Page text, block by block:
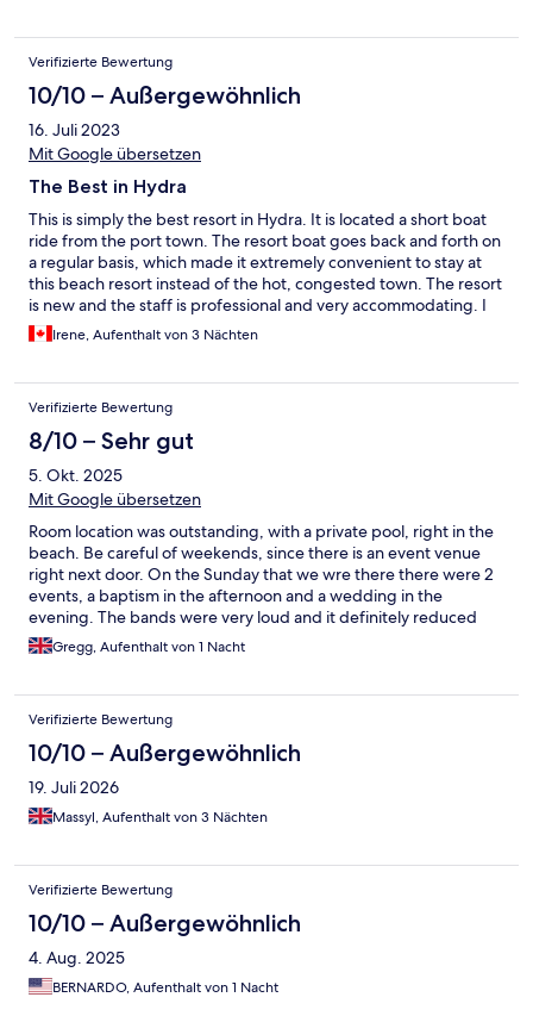
Verifizierte Bewertung
10/10 – Außergewöhnlich
16. Juli 2023
Mit Google übersetzen
The Best in Hydra
This is simply the best resort in Hydra. It is located a short boat
ride from the port town. The resort boat goes back and forth on
a regular basis, which made it extremely convenient to stay at
this beach resort instead of the hot, congested town. The resort
is new and the staff is professional and very accommodating. I
wouldn’t stay anywhere else on Hydra.
Irene, Aufenthalt von 3 Nächten
Verifizierte Bewertung
8/10 – Sehr gut
5. Okt. 2025
Mit Google übersetzen
Room location was outstanding, with a private pool, right in the
beach. Be careful of weekends, since there is an event venue
right next door. On the Sunday that we wre there there were 2
events, a baptism in the afternoon and a wedding in the
evening. The bands were very loud and it definitely reduced
the relaxation of our stay.
Gregg, Aufenthalt von 1 Nacht
Verifizierte Bewertung
10/10 – Außergewöhnlich
19. Juli 2026
Massyl, Aufenthalt von 3 Nächten
Verifizierte Bewertung
10/10 – Außergewöhnlich
4. Aug. 2025
BERNARDO, Aufenthalt von 1 Nacht